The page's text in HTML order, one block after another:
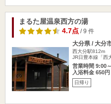
まるた屋温泉西方の湯
4.7点/ 9 件
大分県 / 大分
西大分駅812m
JR日豊本線「西
営業時間 9:00
入浴料金 650円
日帰り